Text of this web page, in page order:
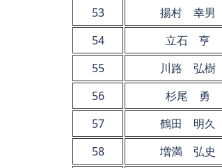
53
揚村 幸男
54
立石 亨
55
川路 弘樹
56
杉尾 勇
57
鶴田 明久
58
増満 弘史